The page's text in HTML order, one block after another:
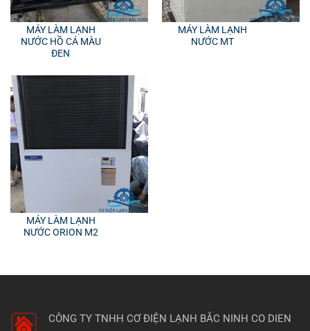
MÁY LÀM LẠNH
NƯỚC HỒ CÁ MÀU
ĐEN
MÁY LÀM LẠNH
NƯỚC MT
MÁY LÀM LẠNH
NƯỚC ORION M2
CÔNG TY TNHH CƠ ĐIỆN LẠNH BẮC NINH CO DIEN